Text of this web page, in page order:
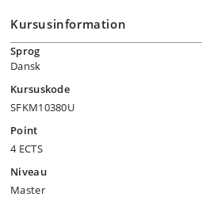
Kursusinformation
Sprog
Dansk
Kursuskode
SFKM10380U
Point
4 ECTS
Niveau
Master